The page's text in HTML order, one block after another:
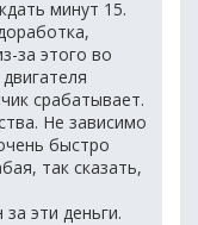
минут 15.
за этого во
срабатывает.
Не зависимо
быстро
так сказать,
эти деньги.